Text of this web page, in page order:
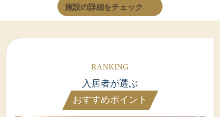
施設の詳細をチェック
入居者が選ぶ
おすすめポイント